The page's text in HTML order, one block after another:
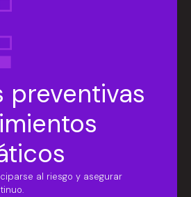
preventivas
al riesgo y asegurar